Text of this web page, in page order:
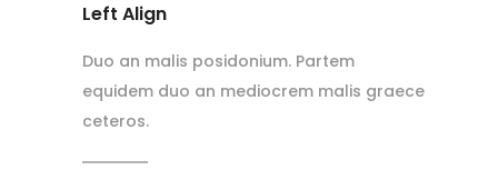
Left Align
Duo an malis posidonium. Partem
equidem duo an mediocrem malis graece
ceteros.